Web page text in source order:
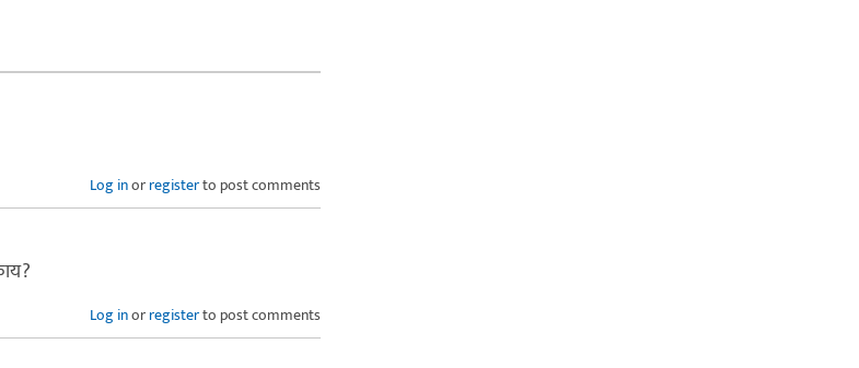
Log inorregisterto post comments
Log inorregisterto post comments